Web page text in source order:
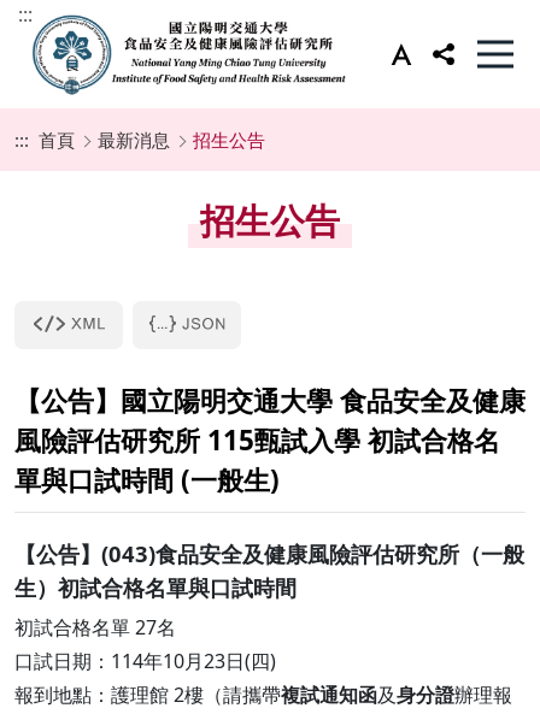
:::
::: 首頁 最新消息 招生公告
招生公告
【公告】國立陽明交通大學 食品安全及健康
風險評估研究所 115甄試入學 初試合格名
單與口試時間 (一般生)
【公告】(043)食品安全及健康風險評估研究所（一般
生）初試合格名單與口試時間
初試合格名單 27名
口試日期：114年10月23日(四)
報到地點：護理館 2樓（請攜帶複試通知函及身分證辦理報